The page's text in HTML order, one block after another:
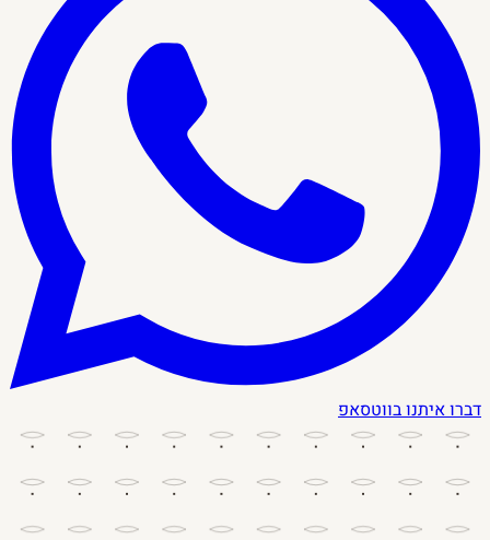
דברו איתנו בווטסאפ